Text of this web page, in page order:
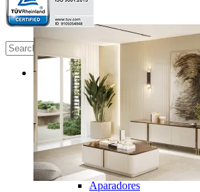
Inspiraciones
Productos
Salón
Estanterías
Estanterías de TV
Macetas
Mesas Auxiliares
Mesas de Centro
Comedor
Aparadores